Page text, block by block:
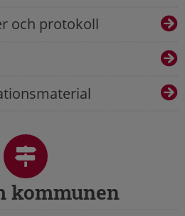
och protokoll
kommunen